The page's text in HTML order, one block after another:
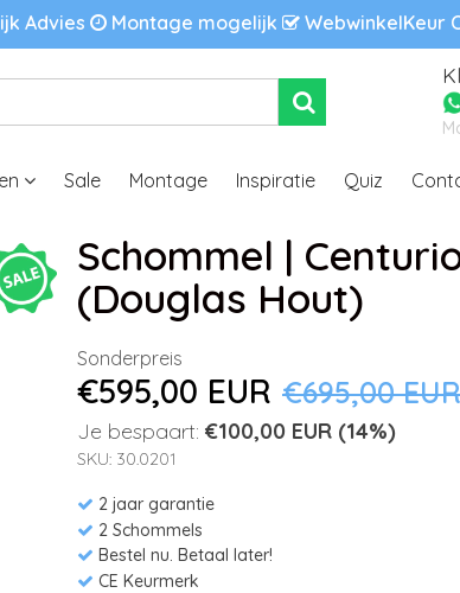
Advies Montage mogelijk WebwinkelKeur
Sale Montage Inspiratie Quiz
Schommel |
(Douglas Hout)
Sonderpreis
€595,00 EUR €695,00 EUR
Je bespaart: €100,00 EUR (14%)
SKU: 30.0201
2 jaar garantie
2 Schommels
Bestel nu. Betaal later!
CE Keurmerk